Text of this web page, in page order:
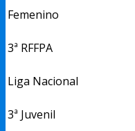
Femenino
3ª RFFPA
Liga Nacional
3ª Juvenil